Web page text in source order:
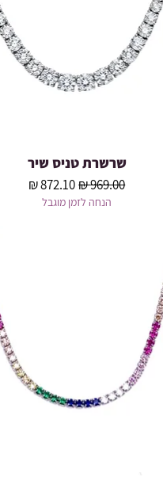
תצוגה מהירה
שרשרת טניס שיר
מחיר רגיל‏969.00 ‏₪ מחיר מבצע
הנחה לזמן מוגבל